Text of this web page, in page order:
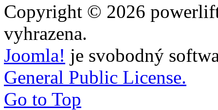
Copyright © 2026
vyhrazena.
Joomla! je svobodný
General Public License.
Go to Top